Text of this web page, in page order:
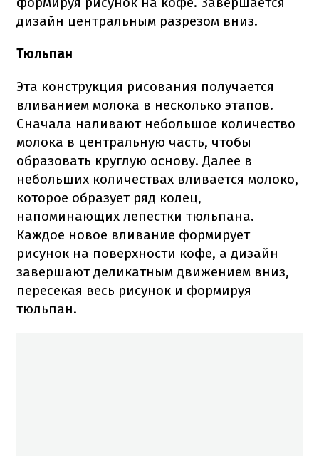
дизайн центральным разрезом вниз.
Тюльпан
Эта конструкция рисования получается
вливанием молока в несколько этапов.
Сначала наливают небольшое количество
молока в центральную часть, чтобы
образовать круглую основу. Далее в
небольших количествах вливается молоко,
которое образует ряд колец,
напоминающих лепестки тюльпана.
Каждое новое вливание формирует
рисунок на поверхности кофе, а дизайн
завершают деликатным движением вниз,
пересекая весь рисунок и формируя
тюльпан.